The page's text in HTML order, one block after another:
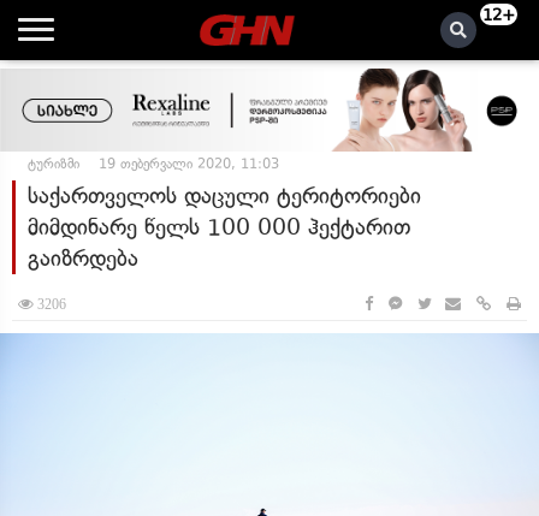
12+
ტურიზმი 19 თებერვალი 2020, 11:03
საქართველოს დაცული ტერიტორიები
მიმდინარე წელს 100 000 ჰექტარით
გაიზრდება
3206